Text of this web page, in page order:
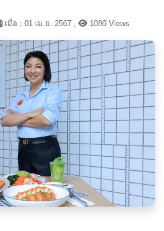
เมื่อ : 01 เม.ย. 2567 , 1080 Views